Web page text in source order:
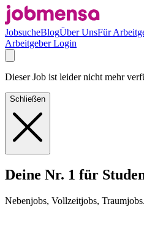
JobsucheBlogÜber UnsFür
Arbeitgeber Login
Dieser Job ist leider nicht mehr
Schließen
Deine Nr. 1 für
Nebenjobs, Vollzeitjobs,